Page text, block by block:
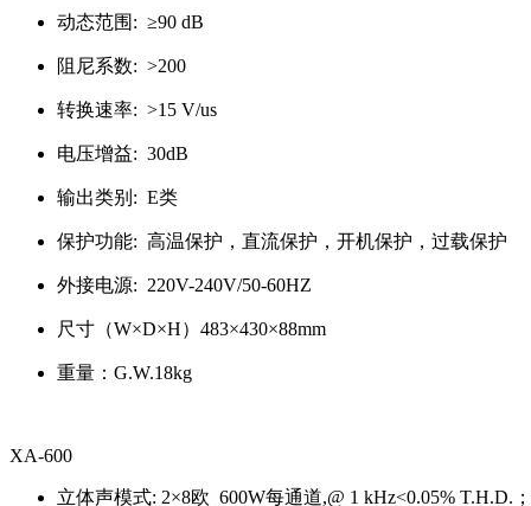
动态范围: ≥90 dB
阻尼系数: >200
转换速率: >15 V/us
电压增益: 30dB
输出类别: E类
保护功能: 高温保护，直流保护，开机保护，过载保护
外接电源: 220V-240V/50-60HZ
尺寸（W×D×H）483×430×88mm
重量：G.W.18kg
XA-600
立体声模式: 2×8欧 600W每通道,@ 1 kHz<0.05% T.H.D.